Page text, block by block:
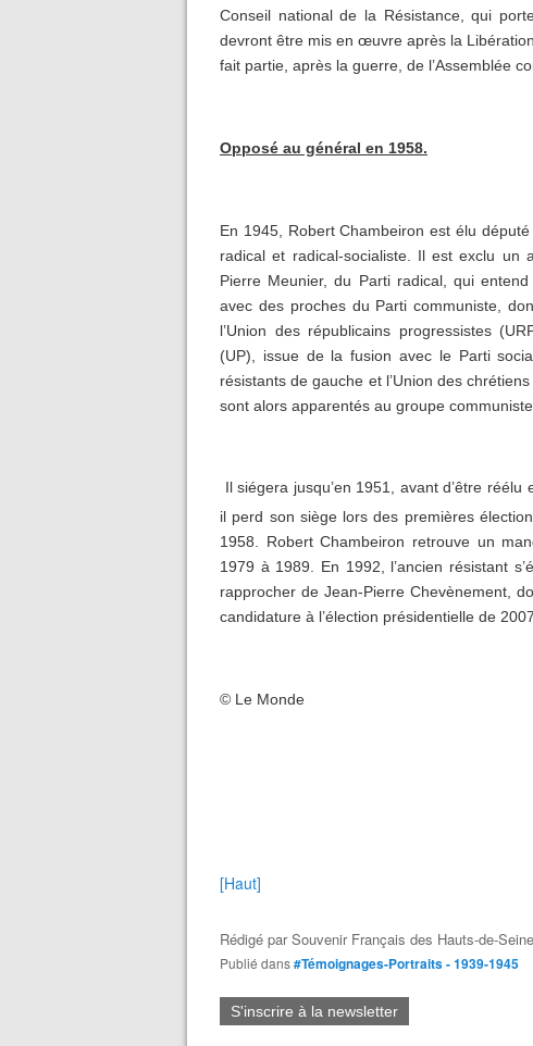
Conseil national de la Résistance, qui
devront être mis en œuvre après la
fait partie, après la guerre, de l’Assemblée
Opposé au général en 1958.
En 1945, Robert Chambeiron est élu
radical et radical-socialiste. Il est exclu
Pierre Meunier, du Parti radical, qui
avec des proches du Parti communiste,
l’Union des républicains progressistes
(UP), issue de la fusion avec le Parti
résistants de gauche et l’Union des
sont alors apparentés au groupe communiste
Il siégera jusqu’en 1951, avant d’être
il perd son siège lors des premières
1958. Robert Chambeiron retrouve un
1979 à 1989. En 1992, l’ancien résistant
rapprocher de Jean-Pierre Chevènement,
candidature à l’élection présidentielle de
© Le Monde
[Haut]
Rédigé parSouvenir Français des Hauts-de-Seine
Publié dans#Témoignages-Portraits - 1939-1945
S'inscrire à la newsletter